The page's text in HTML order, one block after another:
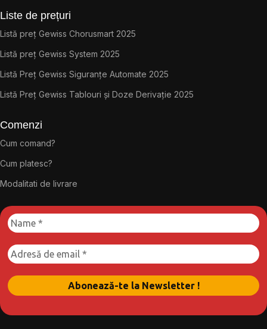
Liste de prețuri
Listă preț Gewiss Chorusmart 2025
Listă preț Gewiss System 2025
Listă Preț Gewiss Siguranțe Automate 2025
Listă Preț Gewiss Tablouri și Doze Derivație 2025
Comenzi
Cum comand?
Cum platesc?
Modalitati de livrare